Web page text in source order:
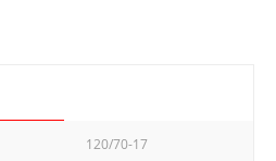
120/70-17